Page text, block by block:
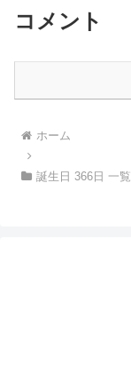
コメント
ホーム
誕生日 366日 一覧